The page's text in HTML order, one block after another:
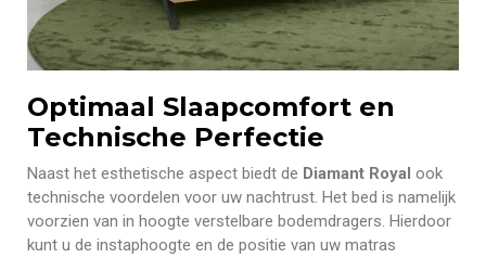
Optimaal Slaapcomfort en
Technische Perfectie
Naast het esthetische aspect biedt de Diamant Royal ook
technische voordelen voor uw nachtrust. Het bed is namelijk
voorzien van in hoogte verstelbare bodemdragers. Hierdoor
kunt u de instaphoogte en de positie van uw matras